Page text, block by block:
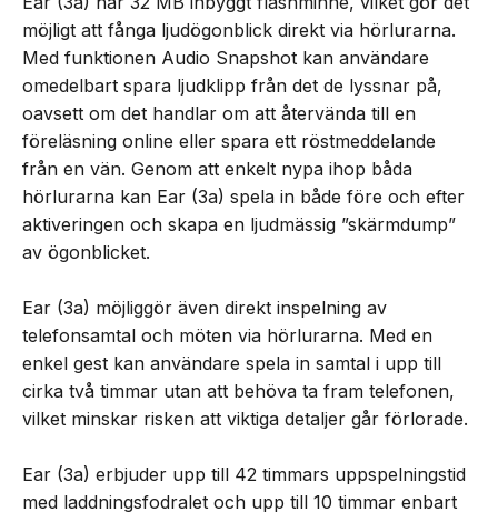
möjligt att fånga ljudögonblick direkt via hörlurarna.
Med funktionen Audio Snapshot kan användare
omedelbart spara ljudklipp från det de lyssnar på,
oavsett om det handlar om att återvända till en
föreläsning online eller spara ett röstmeddelande
från en vän. Genom att enkelt nypa ihop båda
hörlurarna kan Ear (3a) spela in både före och efter
aktiveringen och skapa en ljudmässig ”skärmdump”
av ögonblicket.
Ear (3a) möjliggör även direkt inspelning av
telefonsamtal och möten via hörlurarna. Med en
enkel gest kan användare spela in samtal i upp till
cirka två timmar utan att behöva ta fram telefonen,
vilket minskar risken att viktiga detaljer går förlorade.
Ear (3a) erbjuder upp till 42 timmars uppspelningstid
med laddningsfodralet och upp till 10 timmar enbart